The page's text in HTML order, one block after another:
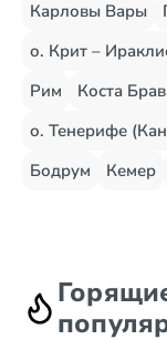
Карловы Вары
о. Крит –
Рим
Коста
о. Тенерифе
Бодрум
Кемер